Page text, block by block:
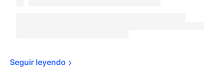
Seguir leyendo